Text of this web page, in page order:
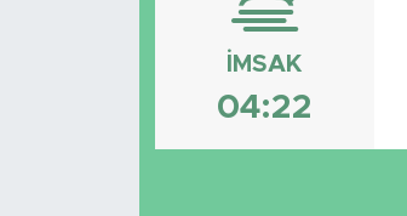
İMSAK
04:22